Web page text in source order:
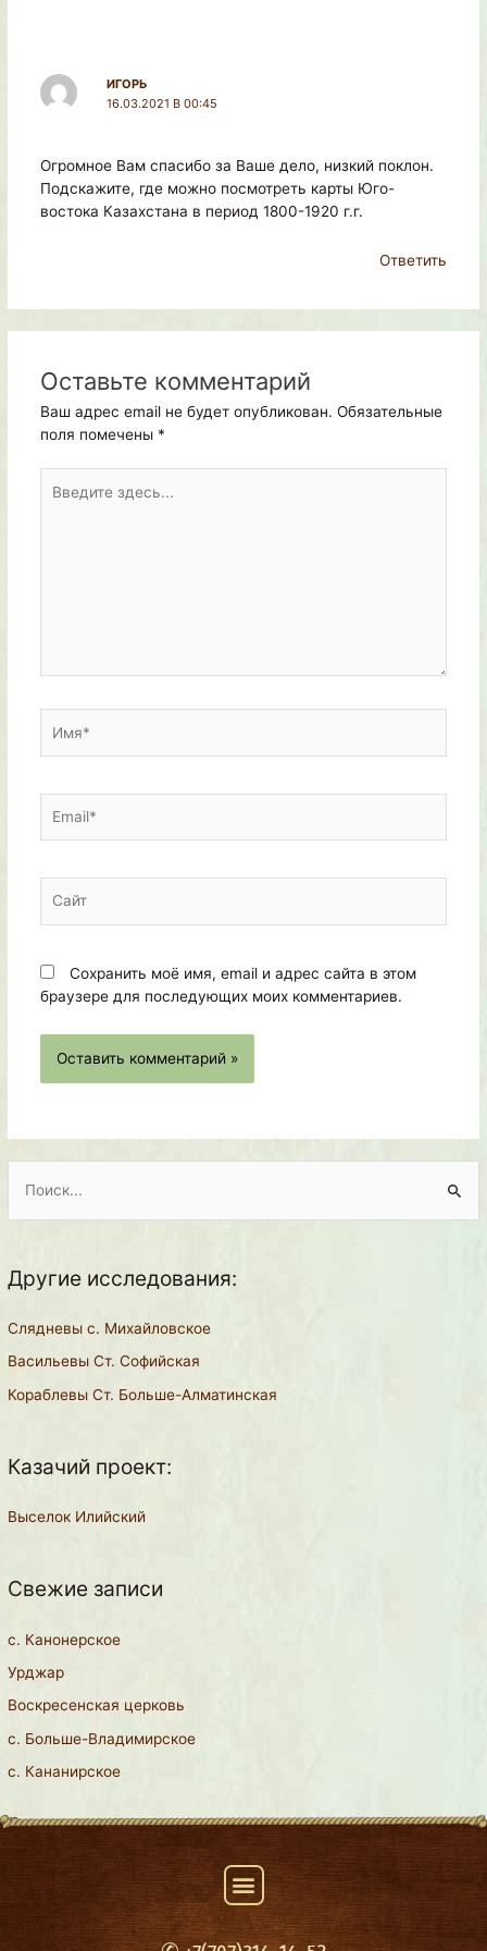
о
с
Другие исследования:
Слядневы с. Михайловское
Васильевы Ст. Софийская
Кораблевы Ст. Больше-Алматинская
Казачий проект:
Выселок Илийский
Свежие записи
с. Канонерское
Урджар
Воскресенская церковь
с. Больше-Владимирское
с. Кананирское
ИГОРЬ
16.03.2021 В 00:45
Огромное Вам спасибо за Ваше дело, низкий поклон.
Подскажите, где можно посмотреть карты Юго-
востока Казахстана в период 1800-1920 г.г.
Ответить
Оставьте комментарий
Ваш адрес email не будет опубликован. Обязательные
поля помечены *
здесь...
Сохранить моё имя, email и адрес сайта в этом
браузере для последующих моих комментариев.
Menu